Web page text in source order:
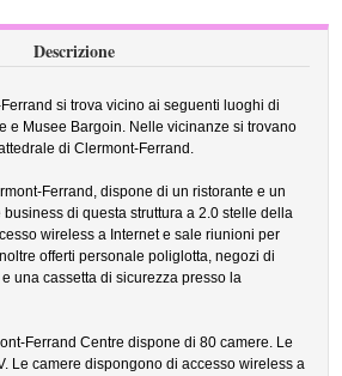
Descrizione
si trova vicino ai seguenti luoghi di
e Musee Bargoin. Nelle vicinanze si trovano
di Clermont-Ferrand.
Ferrand, dispone di un ristorante e un
di questa struttura a 2.0 stelle della
wireless a Internet e sale riunioni per
offerti personale poliglotta, negozi di
una cassetta di sicurezza presso la
Ferrand Centre dispone di 80 camere. Le
Le camere dispongono di accesso wireless a